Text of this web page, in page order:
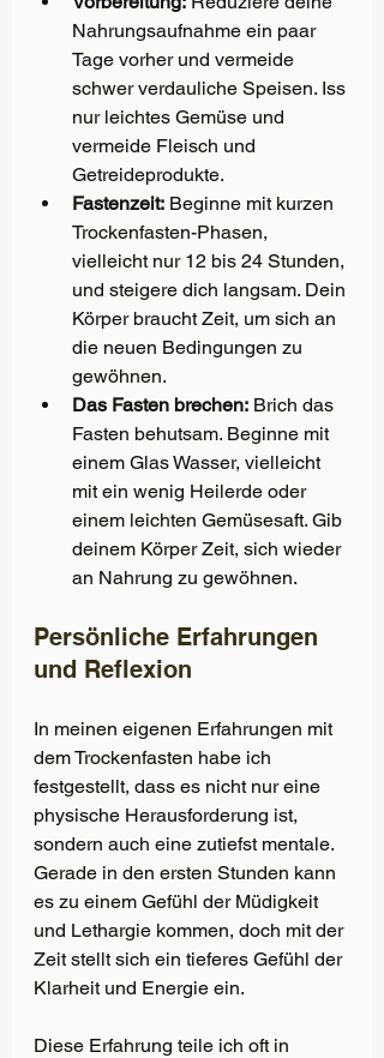
Nahrungsaufnahme ein paar
Tage vorher und vermeide
schwer verdauliche Speisen. Iss
nur leichtes Gemüse und
vermeide Fleisch und
Getreideprodukte.
Fastenzeit: Beginne mit kurzen
Trockenfasten-Phasen,
vielleicht nur 12 bis 24 Stunden,
und steigere dich langsam. Dein
Körper braucht Zeit, um sich an
die neuen Bedingungen zu
gewöhnen.
Das Fasten brechen: Brich das
Fasten behutsam. Beginne mit
einem Glas Wasser, vielleicht
mit ein wenig Heilerde oder
einem leichten Gemüsesaft. Gib
deinem Körper Zeit, sich wieder
an Nahrung zu gewöhnen.
Persönliche Erfahrungen
und Reflexion
In meinen eigenen Erfahrungen mit
dem Trockenfasten habe ich
festgestellt, dass es nicht nur eine
physische Herausforderung ist,
sondern auch eine zutiefst mentale.
Gerade in den ersten Stunden kann
es zu einem Gefühl der Müdigkeit
und Lethargie kommen, doch mit der
Zeit stellt sich ein tieferes Gefühl der
Klarheit und Energie ein.
Diese Erfahrung teile ich oft in